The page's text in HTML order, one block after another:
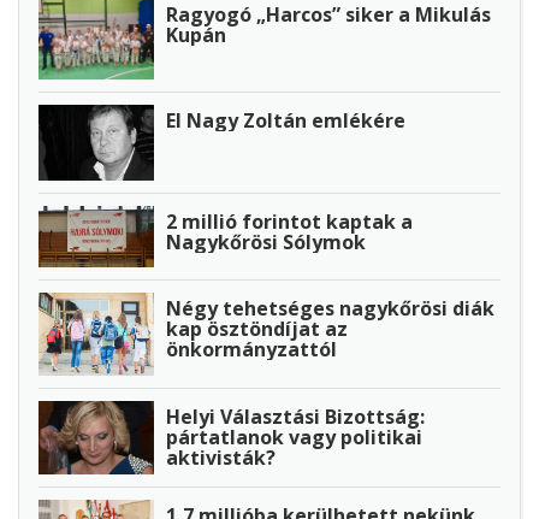
Ragyogó „Harcos” siker a Mikulás
Kupán
El Nagy Zoltán emlékére
2 millió forintot kaptak a
Nagykőrösi Sólymok
Négy tehetséges nagykőrösi diák
kap ösztöndíjat az
önkormányzattól
Helyi Választási Bizottság:
pártatlanok vagy politikai
aktivisták?